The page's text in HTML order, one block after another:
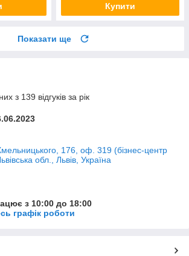
Купити
Показати ще
з 139 відгуків за рік
176, оф. 319 (бізнес-центр
обл., Львів, Україна
з 10:00 до 18:00
графік роботи